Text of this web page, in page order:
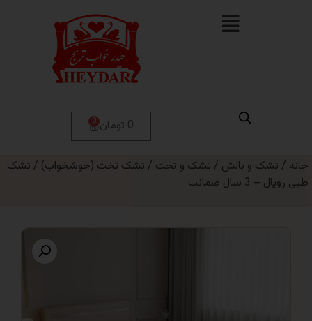
و بالش/تشک و تخت/تشک تخت (خوشخواب)/ تشک